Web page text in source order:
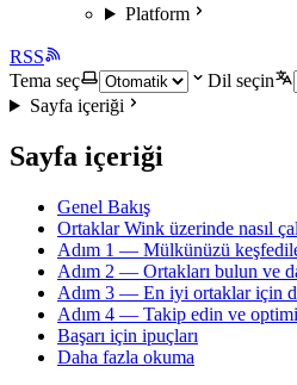
Platform
RSS
Tema seç
Dil seçin
Sayfa içeriği
Sayfa içeriği
Genel Bakış
Ortaklar Wink üzerinde nasıl
Adım 1 — Mülkünüzü
Adım 2 — Ortakları bulun ve
Adım 3 — En iyi ortaklar için
Adım 4 — Takip edin ve
Başarı için ipuçları
Daha fazla okuma